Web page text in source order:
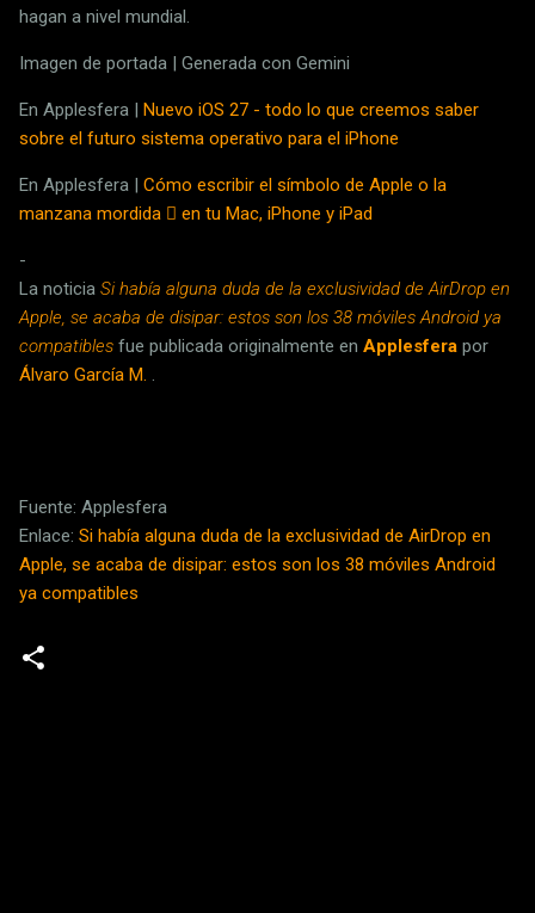
hagan a nivel mundial.
Imagen de portada | Generada con Gemini
En Applesfera | Nuevo iOS 27 - todo lo que creemos saber
sobre el futuro sistema operativo para el iPhone
En Applesfera | Cómo escribir el símbolo de Apple o la
manzana mordida  en tu Mac, iPhone y iPad
-
La noticia Si había alguna duda de la exclusividad de AirDrop en
Apple, se acaba de disipar: estos son los 38 móviles Android ya
compatibles fue publicada originalmente en Applesfera por
Álvaro García M. .
Fuente: Applesfera
Enlace: Si había alguna duda de la exclusividad de AirDrop en
Apple, se acaba de disipar: estos son los 38 móviles Android
ya compatibles